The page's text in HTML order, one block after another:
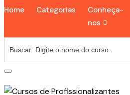
Home Categorias
Conheça-
nos